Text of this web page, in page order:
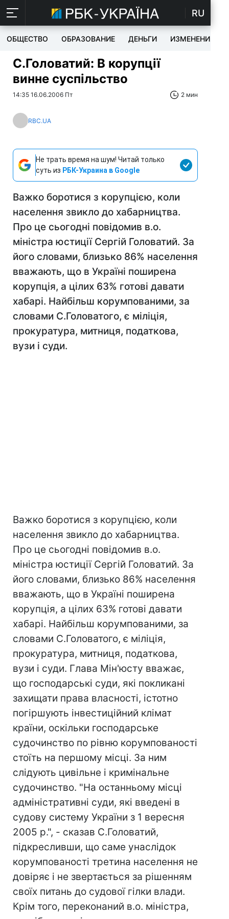
RU
ОБЩЕСТВО ОБРАЗОВАНИЕ ДЕНЬГИ ИЗМЕНЕНИЯ
С.Головатий: В корупції
винне суспільство
14:35 16.06.2006 Пт 2 мин
RBC.UA
Не трать время на шум! Читай только
суть из РБК-Украина в Google
Важко боротися з корупцією, коли
населення звикло до хабарництва.
Про це сьогодні повідомив в.о.
міністра юстиції Сергій Головатий. За
його словами, близько 86% населення
вважають, що в Україні поширена
корупція, а цілих 63% готові давати
хабарі. Найбільш корумпованими, за
словами С.Головатого, є міліція,
прокуратура, митниця, податкова,
вузи і суди.
Важко боротися з корупцією, коли
населення звикло до хабарництва.
Про це сьогодні повідомив в.о.
міністра юстиції Сергій Головатий. За
його словами, близько 86% населення
вважають, що в Україні поширена
корупція, а цілих 63% готові давати
хабарі. Найбільш корумпованими, за
словами С.Головатого, є міліція,
прокуратура, митниця, податкова,
вузи і суди. Глава Мін'юсту вважає,
що господарські суди, які покликані
захищати права власності, істотно
погіршують інвестиційний клімат
країни, оскільки господарське
судочинство по рівню корумпованості
стоїть на першому місці. За ним
слідують цивільне і кримінальне
судочинство. "На останньому місці
адміністративні суди, які введені в
судову систему України з 1 вересня
2005 р.", - сказав С.Головатий,
підкресливши, що саме унаслідок
корумпованості третина населення не
довіряє і не звертається за рішенням
своїх питань до судової гілки влади.
Крім того, переконаний в.о. міністра,